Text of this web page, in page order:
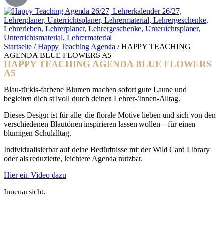
Startseite /Happy Teaching Agenda / HAPPY TEACHING
AGENDA BLUE FLOWERS A5
HAPPY TEACHING AGENDA BLUE FLOWERS
A5
Blau-türkis-farbene Blumen machen sofort gute Laune und
begleiten dich stilvoll durch deinen Lehrer-/Innen-Alltag.
Dieses Design ist für alle, die florale Motive lieben und sich von den
verschiedenen Blautönen inspirieren lassen wollen – für einen
blumigen Schulalltag.
Individualisierbar auf deine Bedürfnisse mit der Wild Card Library
oder als reduzierte, leichtere Agenda nutzbar.
Hier ein Video dazu
Innenansicht: